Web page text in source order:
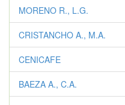
MORENO R., L.G.
CRISTANCHO A., M.A.
CENICAFE
BAEZA A., C.A.